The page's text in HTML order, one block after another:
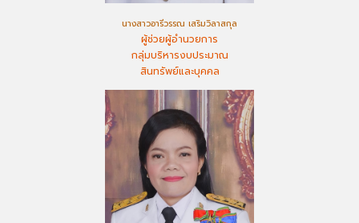
นางสาวอารีวรรณ เสริมวิลาสกุล
ผู้ช่วยผู้อำนวยการ
กลุ่มบริหารงบประมาณ
สินทรัพย์และบุคคล